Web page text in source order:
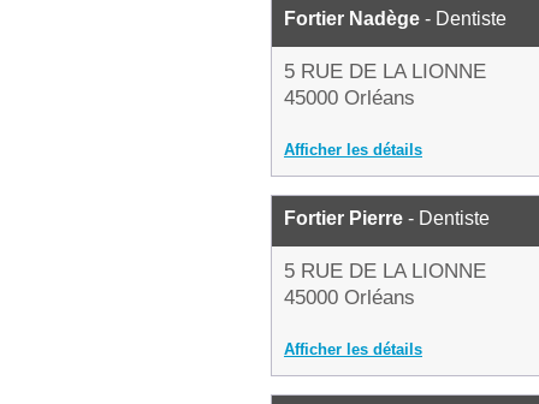
Fortier Nadège - Dentiste
5 RUE DE LA LIONNE
45000 Orléans
Afficher les détails
Fortier Pierre - Dentiste
5 RUE DE LA LIONNE
45000 Orléans
Afficher les détails